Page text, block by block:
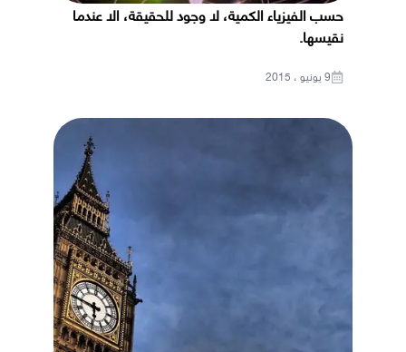
حسب الفيزياء الكمية، لا وجود للحقيقة، الا عندما
نقيسها.
9 يونيو ، 2015